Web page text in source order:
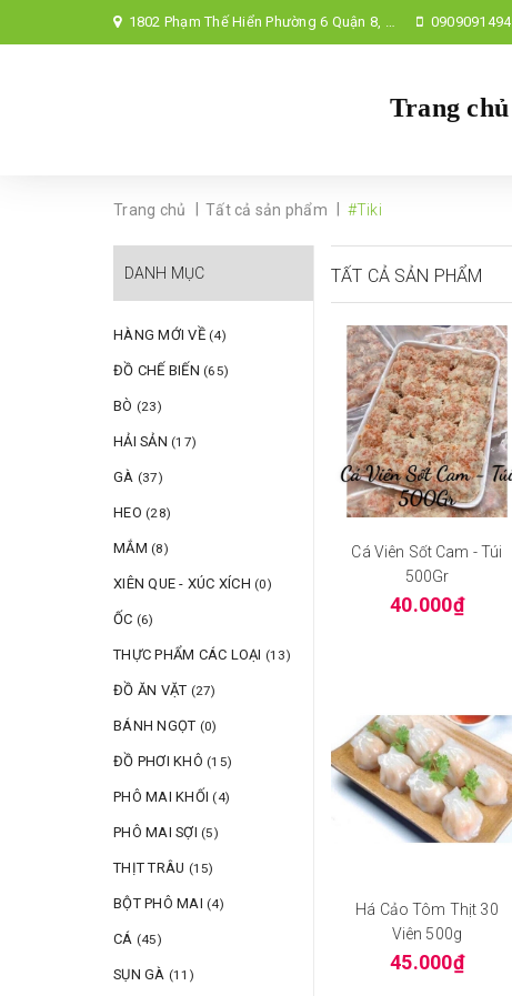
1802 Phạm Thế Hiển Phường 6 Quận 8, TP Hồ Chí Minh, 0909091494
Trang chủ
Trang chủ Tất cả sản phẩm #Tiki
DANH MỤC
HÀNG MỚI VỀ (4)
ĐỒ CHẾ BIẾN (65)
BÒ (23)
HẢI SẢN (17)
GÀ (37)
HEO (28)
MẮM (8)
XIÊN QUE - XÚC XÍCH (0)
ỐC (6)
THỰC PHẨM CÁC LOẠI (13)
ĐỒ ĂN VẶT (27)
BÁNH NGỌT (0)
ĐỒ PHƠI KHÔ (15)
PHÔ MAI KHỐI (4)
PHÔ MAI SỢI (5)
THỊT TRÂU (15)
BỘT PHÔ MAI (4)
CÁ (45)
SỤN GÀ (11)
TẤT CẢ SẢN PHẨM
Cá Viên Sốt Cam - Túi
500Gr
40.000₫
Há Cảo Tôm Thịt 30
Viên 500g
45.000₫